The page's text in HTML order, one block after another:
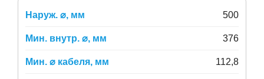
500
376
112,8